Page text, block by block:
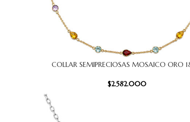
AÑADIR AL CARRITOCOLLAR SEMIPRECIOSAS MOSAICO ORO
$2.582.000